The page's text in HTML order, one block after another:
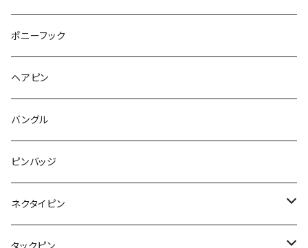
こいのぼり
マーブル
Animal
マーブル
Triangle
食品
ハムスター
レッサーパンダ
ブタ
雲
月
惑星
星
唐津土
lip
フルーツ
アイスクリーム
クジラ
くま
コアラ
フルーツ
さくらんぼ
レモン
てんとう虫
野菜
雲
月
惑星
こいのぼり
カメラ
リボン
ラリエット
モザイク
ハート
アルファベット
フルーツ
パン
ガラス
リボン
マーブル
鳥
ポニーフック
ヘアピン
バングル
ピンバッジ
ネクタイピン
結び
タックピン